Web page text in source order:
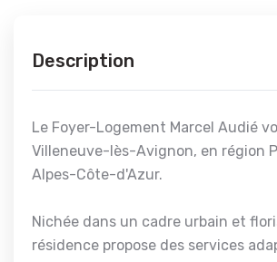
Description
Le Foyer-Logement Marcel Audié
Villeneuve-lès-Avignon, en région
Alpes-Côte-d'Azur.
Nichée dans un cadre urbain et
résidence propose des services